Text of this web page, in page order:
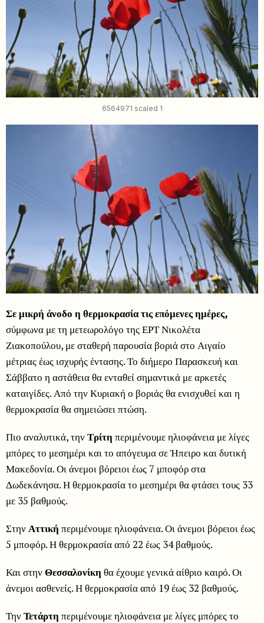
6564971 scaled 1
Σεμικρή άνοδο η θερμοκρασία τις επόμενες ημέρες,
σύμφωνα με τη μετεωρολόγο της ΕΡΤ Νικολέτα
Ζιακοπούλου, με σταθερή παρουσία βοριά στο Αιγαίο
μέτριας έως ισχυρής έντασης. Το διήμερο Παρασκευή και
Σάββατο η αστάθεια θα ενταθεί σημαντικά με αρκετές
καταιγίδες. Από την Κυριακή ο βοριάς θα ενισχυθεί και η
θερμοκρασία θα σημειώσει πτώση.
Πιο αναλυτικά, τηνΤρίτη περιμένουμε ηλιοφάνεια με λίγες
μπόρες το μεσημέρι και το απόγευμα σε Ήπειρο και δυτική
Μακεδονία. Οι άνεμοι βόρειοι έως 7 μποφόρ στα
Δωδεκάνησα. Η θερμοκρασία το μεσημέρι θα φτάσει τους 33
με 35 βαθμούς.
ΣτηνΑττική περιμένουμε ηλιοφάνεια. Οι άνεμοι βόρειοι έως
5 μποφόρ. Η θερμοκρασία από 22 έως 34 βαθμούς.
Και στηνΘεσσαλονίκη θα έχουμε γενικά αίθριο καιρό. Οι
άνεμοι ασθενείς. Η θερμοκρασία από 19 έως 32 βαθμούς.
ΤηνΤετάρτη περιμένουμε ηλιοφάνεια με λίγες μπόρες το